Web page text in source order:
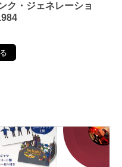
ク・ジェネレーショ